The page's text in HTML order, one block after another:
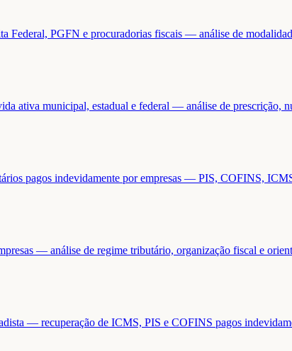
Federal, PGFN e procuradorias fiscais — análise de
ativa municipal, estadual e federal — análise de prescrição,
pagos indevidamente por empresas — PIS, COFINS,
— análise de regime tributário, organização fiscal e
— recuperação de ICMS, PIS e COFINS pagos